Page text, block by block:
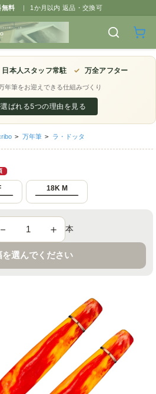
無料 | 1か月以内 返品・交換可
日本人スタッフ常駐 ✓ 万全アフター
年筆をお迎えできる仕組みづくり
ばれる5つの理由を見る
> 万年筆 > ラ・ドッタ
18K M
－ ＋ 本
を選んでください